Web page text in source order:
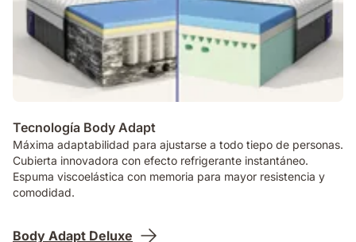
Tecnología Body Adapt
Máxima adaptabilidad para ajustarse a todo tiepo de personas.
Cubierta innovadora con efecto refrigerante instantáneo.
Espuma viscoelástica con memoria para mayor resistencia y
comodidad.
Body Adapt Deluxe